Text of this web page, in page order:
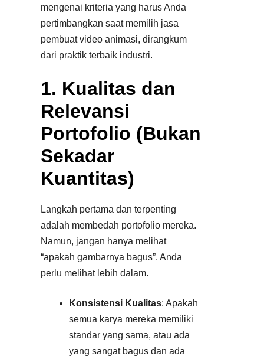
mengenai kriteria yang harus Anda
pertimbangkan saat memilih jasa
pembuat video animasi, dirangkum
dari praktik terbaik industri.
1. Kualitas dan
Relevansi
Portofolio (Bukan
Sekadar
Kuantitas)
Langkah pertama dan terpenting
adalah membedah portofolio mereka.
Namun, jangan hanya melihat
“apakah gambarnya bagus”. Anda
perlu melihat lebih dalam.
Konsistensi Kualitas: Apakah
semua karya mereka memiliki
standar yang sama, atau ada
yang sangat bagus dan ada